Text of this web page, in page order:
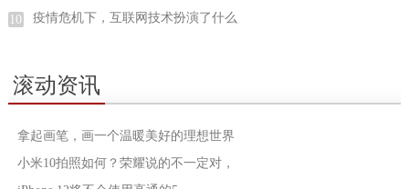
10 疫情危机下，互联网技术扮演了什么
滚动资讯
拿起画笔，画一个温暖美好的理想世界
小米10拍照如何？荣耀说的不一定对，